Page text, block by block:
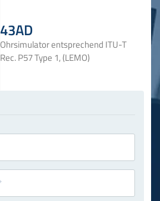
43AD
Ohrsimulator entsprechend ITU-T
Rec. P57 Type 1, (LEMO)